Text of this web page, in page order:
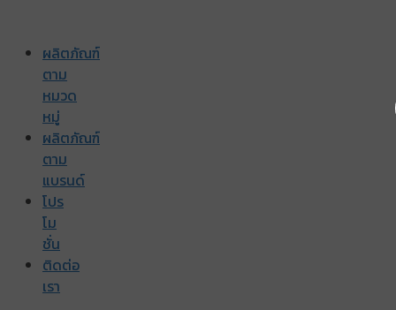
ผลิตภัณฑ์
ตาม
หมวด
หมู่
ผลิตภัณฑ์
ตาม
แบรนด์
โปร
โม
ชั่น
ติดต่อ
เรา